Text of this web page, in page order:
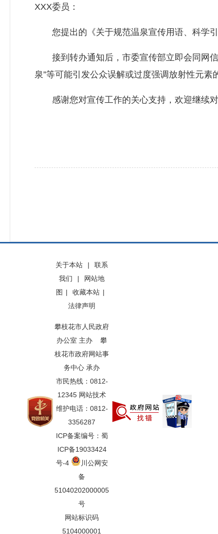
XXX委员：
您提出的《关于规范温泉宣传用语、科学引
接到转办通知后，市委宣传部立即会同网信
泉”等可能引发公众误解或过度强调放射性元
感谢您对宣传工作的关心支持，欢迎继续对
关于本站 |
联系
我们
|
网站地
图 | 收藏本站 |
法律声明
攀枝花市人民政府
办公室 主办 攀
枝花市政府网站事
务中心 承办
市民热线：0812-
12345 网站技术
维护电话：0812-
3356287
ICP备案编号：蜀
ICP备19033424
号-4
川公网安
备
51040202000005
号
网站标识码
5104000001